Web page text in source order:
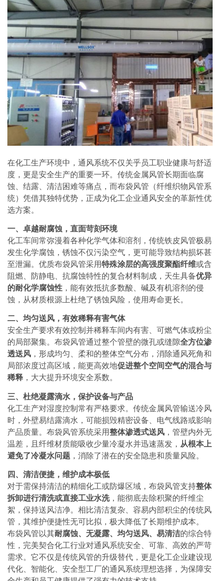
在化工生产环境中，通风系统不仅关乎员工职业健康与舒适
度，更是安全生产的重要一环。传统金属风管长期面临腐
蚀、结露、清洁困难等痛点，而布袋风管（纤维织物风管系
统）凭借其独特优势，正成为化工企业通风安全的革新性优
选方案。
一、卓越耐腐蚀，直面苛刻环境
化工车间常弥漫着各种化学气体和溶剂，传统铁皮风管极易
发生化学腐蚀，锈蚀不仅污染空气，更可能导致结构损坏甚
至泄漏。优质布袋风管采用特殊涂层的高强度聚酯纤维或含
阻燃、防静电、抗腐蚀特性的复合材料制成，天生具备优异
的耐化学腐蚀性 ，能有效抵抗多数酸、碱及有机溶剂的侵
蚀，从材质根源上杜绝了锈蚀风险，使用寿命更长。
二、均匀送风，有效稀释有害气体
安全生产要求有效控制并稀释车间内有害、可燃气体或粉尘
的局部聚集。布袋风管通过整个管壁的微孔或缝隙全方位渗
透送风 ，形成均匀、柔和的整体空气分布，消除通风死角和
局部浓度过高区域，能更高效地促进整个空间空气的混合与
稀释 ，大大提升环境安全系数。
三、杜绝凝露滴水，保护设备与产品
化工生产对湿度控制常有严格要求。传统金属风管输送冷风
时，外壁易结露滴水，可能损毁精密设备、电气线路或影响
产品质量。布袋风管系统采用整体渗透式送风 ，管壁内外无
温差，且纤维材质能吸收少量冷凝水并迅速蒸发， 从根本上
避免了冷凝水问题 ，消除了潜在的安全隐患和质量风险。
四、清洁便捷，维护成本极低
对于需保持清洁的精细化工或防爆区域，布袋风管支持整体
拆卸进行清洗或直接工业水洗，能彻底去除积聚的纤维尘
絮，保持送风洁净。相比清洁复杂、容易内部积尘的传统风
管，其维护便捷性无可比拟，极大降低了长期维护成本。
布袋风管以其耐腐蚀、无凝露、均匀送风、易清洁的综合特
性，完美契合化工行业对通风系统安全、可靠、高效的严苛
需求。它不仅是传统风管的升级替代，更是化工企业建设现
代化、智能化、安全型工厂的通风系统理想选择，为保障安